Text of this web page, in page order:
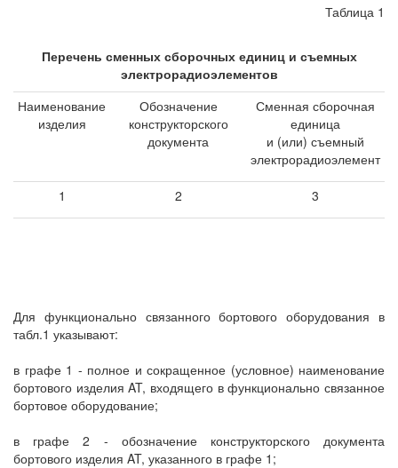
Таблица 1
Перечень сменных сборочных единиц и съемных
электрорадиоэлементов
Наименование
изделия
Обозначение
конструкторского
документа
Сменная сборочная
единица
и (или) съемный
электрорадиоэлемент
1 2 3
Для функционально связанного бортового оборудования в
табл.1 указывают:
в графе 1 - полное и сокращенное (условное) наименование
бортового изделия AT, входящего в функционально связанное
бортовое оборудование;
в графе 2 - обозначение конструкторского документа
бортового изделия AT, указанного в графе 1;